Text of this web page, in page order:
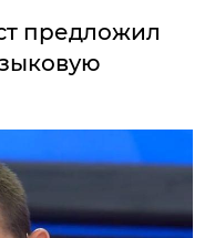
предложил